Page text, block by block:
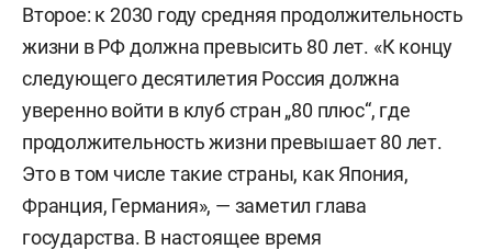
Второе: к 2030 году средняя продолжительность
жизни в РФ должна превысить 80 лет. «К концу
следующего десятилетия Россия должна
уверенно войти в клуб стран „80 плюс“, где
продолжительность жизни превышает 80 лет.
Это в том числе такие страны, как Япония,
Франция, Германия», — заметил глава
государства. В настоящее время